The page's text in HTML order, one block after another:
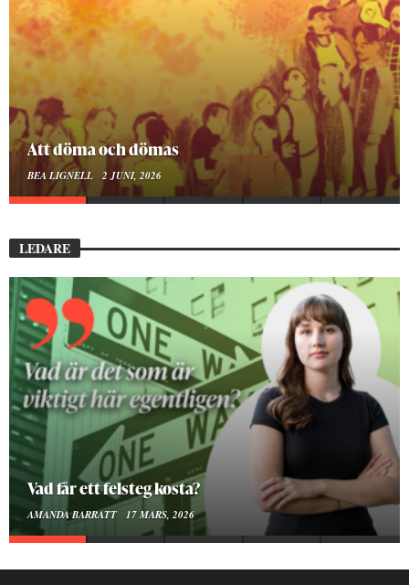
Mellan ånger och ältande
BEA LIGNELL 23 MARS, 2026
LEDARE
Att vara en kropp
SMILLA SUNDÉN PETTERSSON 30 JANUARI, 2026